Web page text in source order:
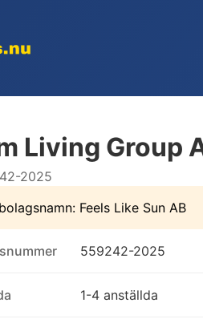
Living Group
2025
Feels Like Sun AB
559242-2025
1-4 anställda